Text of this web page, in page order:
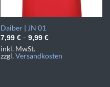
Daiber | JN 01
7,99 €– 9,99 €
inkl. MwSt.
zzgl.Versandkosten